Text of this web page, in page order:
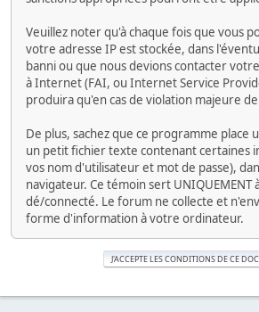
Veuillez noter qu'à chaque fois que vous
votre adresse IP est stockée, dans
banni ou que nous devions contacter
à Internet (FAI, ou Internet Service
produira qu'en cas de violation majeure
De plus, sachez que ce programme place
un petit fichier texte contenant certaines
vos nom d'utilisateur et mot de passe),
navigateur. Ce témoin sert UNIQUEMENT
dé/connecté. Le forum ne collecte et
forme d'information à votre ordinateur.